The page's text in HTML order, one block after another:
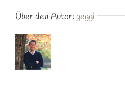
Über den Autor:geggi